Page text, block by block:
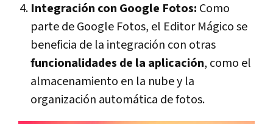
Integración con Google Fotos: Como
parte de Google Fotos, el Editor Mágico se
beneficia de la integración con otras
funcionalidades de la aplicación, como el
almacenamiento en la nube y la
organización automática de fotos.